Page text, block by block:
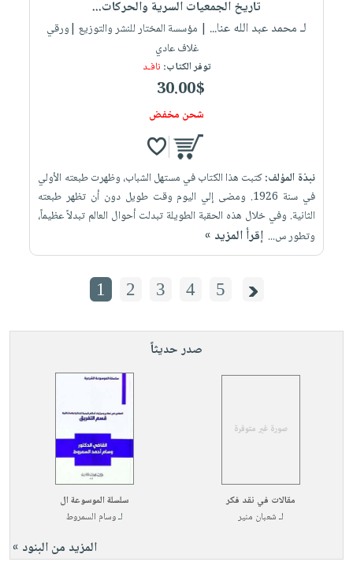
تاريخ الجمعيات السرية والحركات...
لـ محمد عبد الله عنا... | مؤسسة المختار للنشر والتوزيع |ورقي
غلاف عادي
توفر الكتاب: نافـد
30.00$
شحن مخفض
نبذة المؤلف:كتبت هذا الكتاب في مستهل الشباب، وظهرت طبعته الأولي
في سنة 1926. ومضى إلي اليوم وقت طويل دون أن تظهر طبعته
الثانية. وفي خلال هذه الحقبة الطويلة تبدلت أحوال العالم تبدلاً عظيماً،
وتطور س... إقرأ المزيد »
1 2 3 4 5
صدر حديثاً
مقالات في نقد فكر
لـشعبان منير
سلسلة الموسوعة ال
لـوسام السمروط
المزيد من البنود »